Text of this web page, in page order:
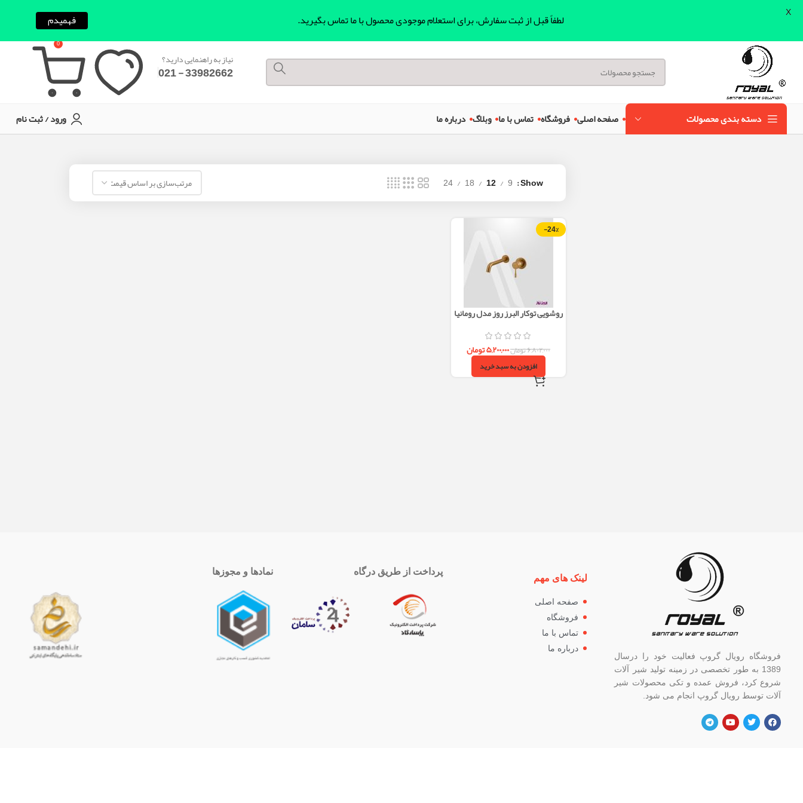
نیاز به راهنمایی دارید؟
33982662 - 021
0
دسته بندی محصولات صفحه اصلی فروشگاه تماس با ما وبلاگ درباره ما ورود / ثبت نام
Show
9
12
18
24
-24%
روشویی توکار البرز روز مدل رومانیا
۶,۸۰۲,۰۰۰تومان۵,۲۰۰,۰۰۰تومان
افزودن به سبد خرید
فروشگاه رویال گروپ فعالیت خود را درسال
1389 به طور تخصصی در زمینه تولید شیر آلات
شروع کرد، فروش عمده و تکی محصولات شیر
آلات توسط رویال گروپ انجام می شود.
لینک های مهم
صفحه اصلی
فروشگاه
تماس با ما
درباره ما
پرداخت از طریق درگاه نمادها و مجوزها
لطفاً قبل از ثبت سفارش، برای استعلام موجودی محصول با ما تماس بگیرید. فهمیدم X